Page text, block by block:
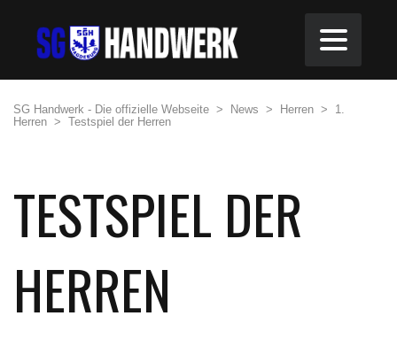
SG Handwerk - Die offizielle Webseite > News > Herren >
1.
Herren > Testspiel der Herren
TESTSPIEL DER
HERREN